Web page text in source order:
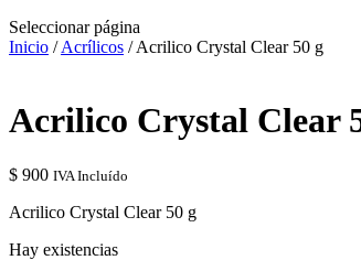
Seleccionar página
Inicio /Acrílicos / Acrilico Crystal Clear 50 g
Acrilico Crystal Clear
$ 900 IVA Incluído
Acrilico Crystal Clear 50 g
Hay existencias